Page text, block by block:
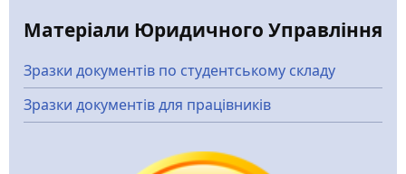
Матеріали Юридичного Управління
Зразки документів по студентському складу
Зразки документів для працівників